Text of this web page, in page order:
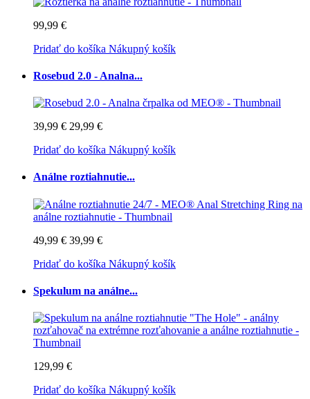
99,99 €
Pridať do košíka Nákupný košík
Rosebud 2.0 - Analna...
39,99 € 29,99 €
Pridať do košíka Nákupný košík
Análne roztiahnutie...
49,99 € 39,99 €
Pridať do košíka Nákupný košík
Spekulum na análne...
129,99 €
Pridať do košíka Nákupný košík